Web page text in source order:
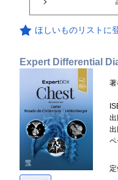
ほしいものリストに
Expert Differential
出